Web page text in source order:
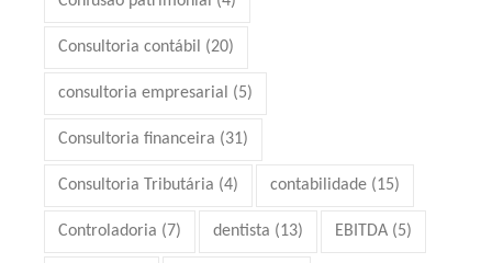
Consultoria contábil (20)
consultoria empresarial (5)
Consultoria financeira (31)
Consultoria Tributária (4) contabilidade (15)
Controladoria (7) dentista (13) EBITDA (5)